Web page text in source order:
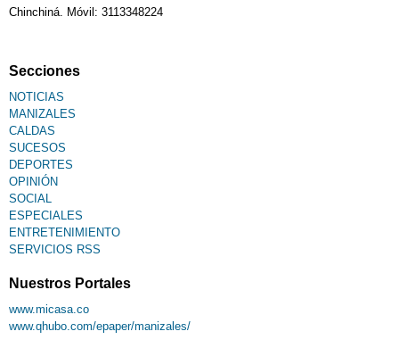
Fallecimiento
Chinchiná. Móvil: 3113348224
Secciones
NOTICIAS
MANIZALES
CALDAS
SUCESOS
DEPORTES
OPINIÓN
SOCIAL
ESPECIALES
ENTRETENIMIENTO
SERVICIOS RSS
Nuestros Portales
www.micasa.co
www.qhubo.com/epaper/manizales/